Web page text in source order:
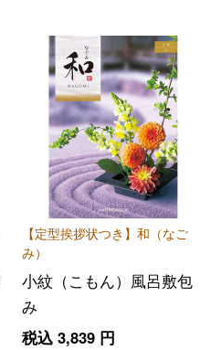
【定型挨拶状つき】和（なご
み）
小紋（こもん）風呂敷包
み
税込 3,839円